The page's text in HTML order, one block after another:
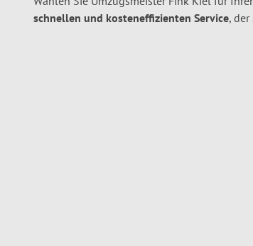
schnellen und kosteneffizienten Service,